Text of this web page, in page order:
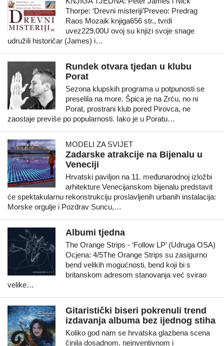
Thorpe: ‘Drevni misteriji’Preveo: Predrag
Raos Mozaik knjiga656 str., tvrdi
uvez229,00U ovoj su knjizi svoje snage
udružili historičar (James) i…
Rundek otvara tjedan u klubu
Porat
Sezona klupskih programa u potpunosti se
preselila na more. Špica je na Zrću, no ni
Porat, prostrani klub pored Pirovca, ne
zaostaje previše po popularnosti. Iako je u Poratu…
MODELI ZA SVIJET
Zadarske atrakcije na Bijenalu u
Veneciji
Hrvatski paviljon na 11. međunarodnoj izložbi
arhitekture Venecijanskom bijenalu predstavit
će spektakularnu rekonstrukciju proslavljenih urbanih instalacija:
Morske orgulje i Pozdrav Suncu,…
Albumi tjedna
The Orange Strips - ‘Follow LP’ (Udruga OSA)
Ocjena: 4/5The Orange Strips su zasigurno
bend velikih mogućnosti, bend koji bi s
britanskom adresom stanovanja već svirao
velike…
Gitaristički biseri pokrenuli trend
izdavanja albuma bez ijednog stiha
Koliko god nam se hrvatska glazbena scena
činila dosadnom, neinventivnom i